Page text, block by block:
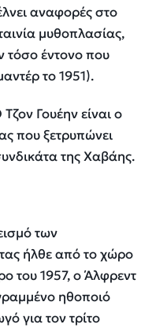
αναφορές στο
μυθοπλασίας,
τόσο έντονο που
το 1951).
Γουέην είναι ο
που ξετρυπώνει
της Χαβάης.
των
ήλθε από το χώρο
του 1957, ο Άλφρεντ
ηθοποιό
για τον τρίτο